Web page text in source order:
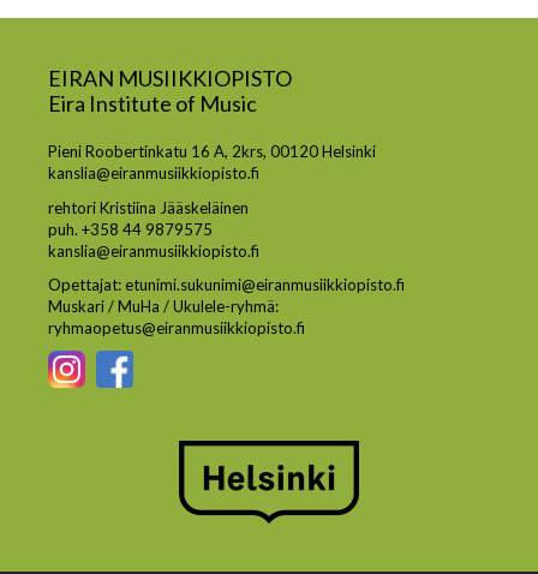
EIRAN MUSIIKKIOPISTO
Eira Institute of Music
Pieni Roobertinkatu 16 A, 2krs, 00120 Helsinki
kanslia@eiranmusiikkiopisto.fi
rehtori Kristiina Jääskeläinen
puh. +358 44 9879575
kanslia@eiranmusiikkiopisto.fi
Opettajat: etunimi.sukunimi@eiranmusiikkiopisto.fi
Muskari / MuHa / Ukulele-ryhmä:
ryhmaopetus@eiranmusiikkiopisto.fi